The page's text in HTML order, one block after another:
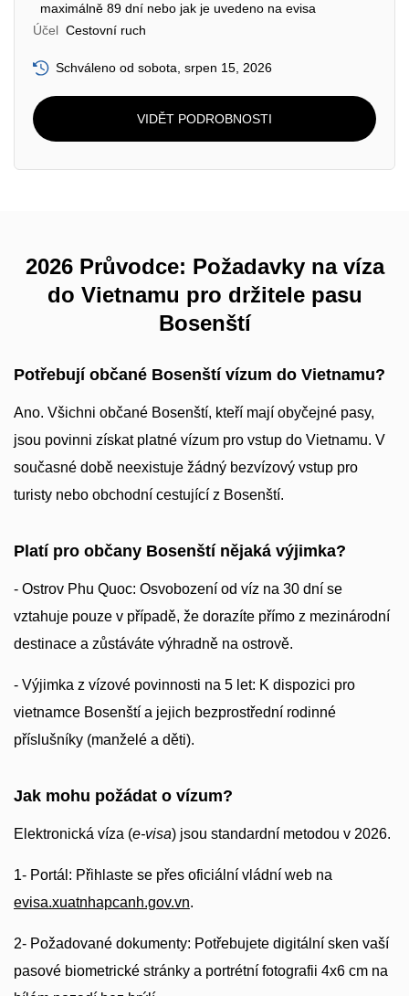
maximálně 89 dní nebo jak je uvedeno na evisa
Účel Cestovní ruch
Schváleno od sobota, srpen 15, 2026
VIDĚT PODROBNOSTI
2026 Průvodce: Požadavky na víza
do Vietnamu pro držitele pasu
Bosenští
Potřebují občané Bosenští vízum do Vietnamu?
Ano. Všichni občané Bosenští, kteří mají obyčejné pasy,
jsou povinni získat platné vízum pro vstup do Vietnamu. V
současné době neexistuje žádný bezvízový vstup pro
turisty nebo obchodní cestující z Bosenští.
Platí pro občany Bosenští nějaká výjimka?
- Ostrov Phu Quoc: Osvobození od víz na 30 dní se
vztahuje pouze v případě, že dorazíte přímo z mezinárodní
destinace a zůstáváte výhradně na ostrově.
- Výjimka z vízové povinnosti na 5 let: K dispozici pro
vietnamce Bosenští a jejich bezprostřední rodinné
příslušníky (manželé a děti).
Jak mohu požádat o vízum?
Elektronická víza (e-visa) jsou standardní metodou v 2026.
1- Portál: Přihlaste se přes oficiální vládní web na
evisa.xuatnhapcanh.gov.vn.
2- Požadované dokumenty: Potřebujete digitální sken vaší
pasové biometrické stránky a portrétní fotografii 4x6 cm na